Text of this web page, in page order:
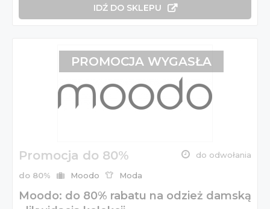
IDŹ DO SKLEPU
Promocja do 80% do odwołania
do 80% Moodo Moda
Moodo: do 80% rabatu na odzież damską
PROMOCJA WYGASŁA